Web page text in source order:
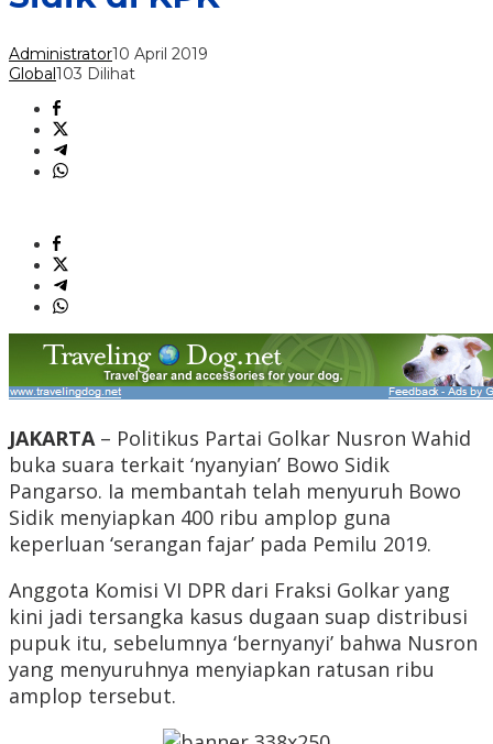
Administrator10 April 2019
Global103 Dilihat
JAKARTA – Politikus Partai Golkar Nusron Wahid
buka suara terkait ‘nyanyian’ Bowo Sidik
Pangarso. Ia membantah telah menyuruh Bowo
Sidik menyiapkan 400 ribu amplop guna
keperluan ‘serangan fajar’ pada Pemilu 2019.
Anggota Komisi VI DPR dari Fraksi Golkar yang
kini jadi tersangka kasus dugaan suap distribusi
pupuk itu, sebelumnya ‘bernyanyi’ bahwa Nusron
yang menyuruhnya menyiapkan ratusan ribu
amplop tersebut.